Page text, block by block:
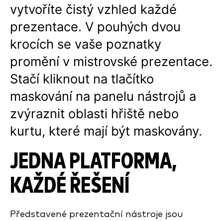
vytvoříte čistý vzhled každé
prezentace. V pouhých dvou
krocích se vaše poznatky
promění v mistrovské prezentace.
Stačí kliknout na tlačítko
maskování na panelu nástrojů a
zvýraznit oblasti hřiště nebo
kurtu, které mají být maskovány.
JEDNA PLATFORMA,
KAŽDÉ ŘEŠENÍ
Představené prezentační nástroje jsou